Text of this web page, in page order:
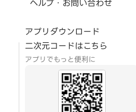
ヘルプ・お問い合わせ
アプリダウンロード
二次元コードはこちら
アプリでもっと便利に